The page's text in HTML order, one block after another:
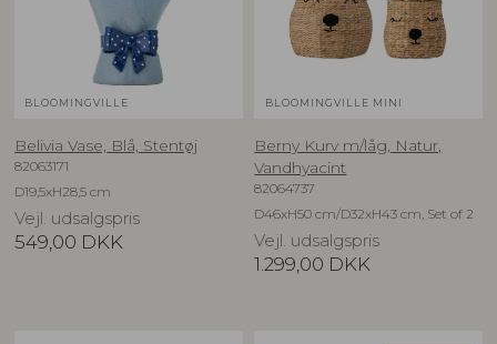
BLOOMINGVILLE
Belivia Vase, Blå, Stentøj
82063171
D19,5xH28,5 cm
Vejl. udsalgspris
549,00 DKK
BLOOMINGVILLE MINI
Berny Kurv m/låg, Natur,
Vandhyacint
82064737
D46xH50 cm/D32xH43 cm, Set of 2
Vejl. udsalgspris
1.299,00 DKK